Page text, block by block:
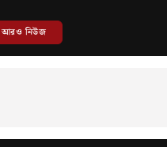
আরও নিউজ